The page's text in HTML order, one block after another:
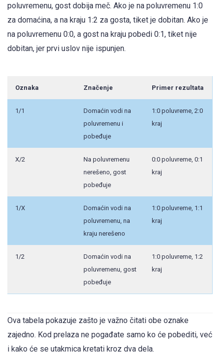
poluvremenu, gost dobija meč. Ako je na poluvremenu 1:0
za domaćina, a na kraju 1:2 za gosta, tiket je dobitan. Ako je
na poluvremenu 0:0, a gost na kraju pobedi 0:1, tiket nije
dobitan, jer prvi uslov nije ispunjen.
Oznaka Značenje Primer rezultata
1/1
Domaćin vodi na
poluvremenu i
pobeđuje
1:0 poluvreme, 2:0
kraj
X/2
Na poluvremenu
nerešeno, gost
pobeđuje
0:0 poluvreme, 0:1
kraj
1/X
Domaćin vodi na
poluvremenu, na
kraju nerešeno
1:0 poluvreme, 1:1
kraj
1/2
Domaćin vodi na
poluvremenu, gost
pobeđuje
1:0 poluvreme, 1:2
kraj
Ova tabela pokazuje zašto je važno čitati obe oznake
zajedno. Kod prelaza ne pogađate samo ko će pobediti, već
i kako će se utakmica kretati kroz dva dela.